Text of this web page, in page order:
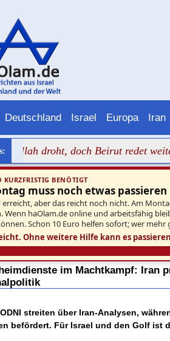
Deutschland Israel Europa Iran
droht, doch Beirut redet weiter mit
KURZFRISTIG BENÖTIGT
muss noch etwas passieren
erreicht, aber das reicht noch nicht. Am
Wenn haOlam.de online und arbeitsfähig
Schon 10 Euro helfen sofort; wer
Ohne weitere Hilfe kann es
im Machtkampf: Iran
streiten über Iran-Analysen,
befördert. Für Israel und den Golf ist